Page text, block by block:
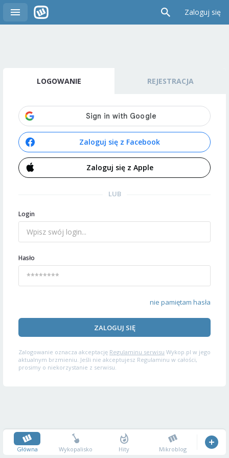
Zaloguj się
LOGOWANIE REJESTRACJA
Zaloguj się z Facebook
Zaloguj się z Apple
LUB
Login
Hasło
nie pamiętam hasła
ZALOGUJ SIĘ
Zalogowanie oznacza akceptację Regulaminu serwisu Wykop.pl w jego
aktualnym brzmieniu. Jeśli nie akceptujesz Regulaminu w całości,
prosimy o niekorzystanie z serwisu.
Główna Wykopalisko Hity Mikroblog